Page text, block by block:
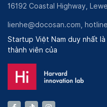
16192 Coastal Highway,
lienhe@docosan.com,
Startup Việt Nam duy nhất là
thành viên của